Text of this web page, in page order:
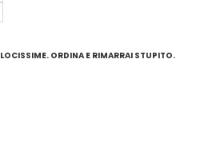
ORDINA E RIMARRAI STUPITO.